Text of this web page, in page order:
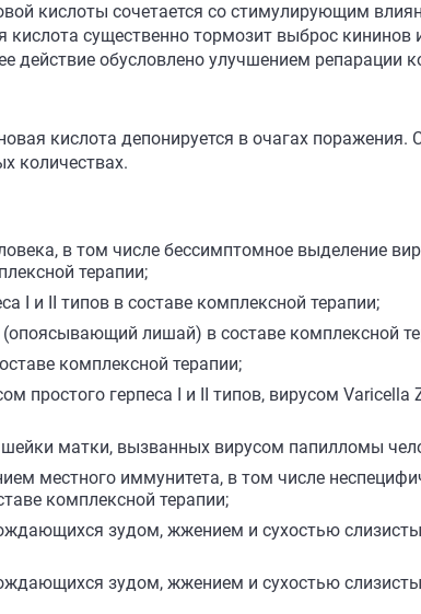
кислоты сочетается со стимулирующим
существенно тормозит выброс кининов
действие обусловлено улучшением репарации
кислота депонируется в очагах поражения.
количествах.
в том числе бессимптомное выделение
терапии;
I и II типов в составе комплексной терапии;
лишай) в составе комплексной
комплексной терапии;
простого герпеса I и II типов, вирусом
матки, вызванных вирусом папилломы
местного иммунитета, в том числе
комплексной терапии;
зудом, жжением и сухостью
зудом, жжением и сухостью